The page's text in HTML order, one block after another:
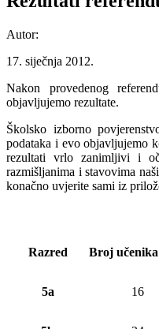
Autor:
17. siječnja 2012.
Nakon provedenog
objavljujemo rezultate.
Školsko izborno
podataka i evo objavljujemo
rezultati vrlo zanimljivi i
razmišljanima i stavovima
konačno uvjerite sami iz
Razred Broj učenika
5a 16